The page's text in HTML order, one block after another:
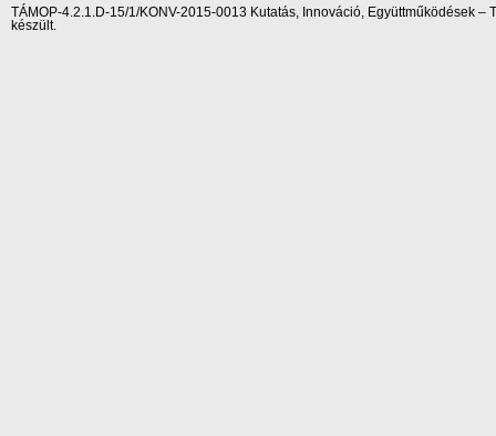
TÁMOP-4.2.1.D-15/1/KONV-2015-0013 Kutatás, Innováció, Együttműködések
készült.